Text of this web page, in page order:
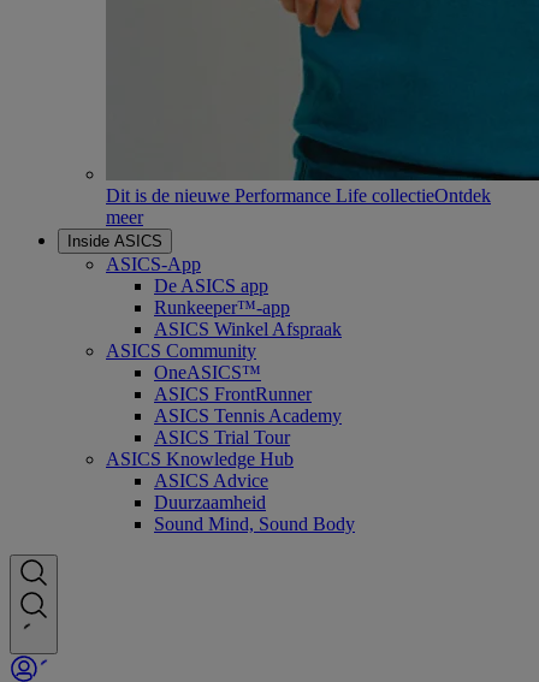
Dit is de nieuwe Performance Life collectieOntdek
meer
Inside ASICS
ASICS-App
De ASICS app
Runkeeper™-app
ASICS Winkel Afspraak
ASICS Community
OneASICS™
ASICS FrontRunner
ASICS Tennis Academy
ASICS Trial Tour
ASICS Knowledge Hub
ASICS Advice
Duurzaamheid
Sound Mind, Sound Body